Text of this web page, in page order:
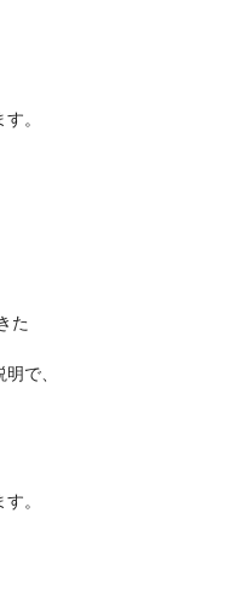
。
た
で、
。